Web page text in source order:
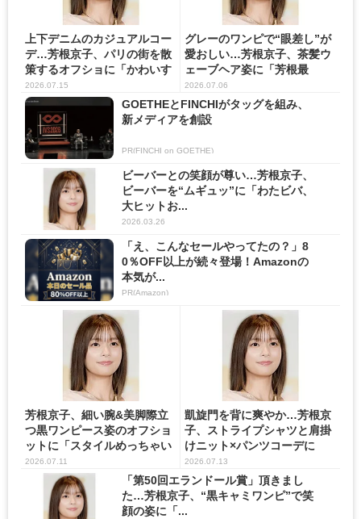
上下デニムのカジュアルコー
デ…芳根京子、パリの街を散
策するオフショに「かわいす
ぎ...
2026.07.15
グレーのワンピで“眼差し”が
愛おしい…芳根京子、茶髪ウ
ェーブヘア姿に「芳根最
強」...
2026.07.06
GOETHEとFINCHIがタッグを組み、
新メディアを創設
PR(FINCHI on GOETHE)
ビーバーとの笑顔が尊い…芳根京子、
ビーバーを“ムギュッ”に「わたビバ、
大ヒットお...
2026.03.26
「え、こんなセールやってたの？」8
0％OFF以上が続々登場！Amazonの
本気が...
PR(Amazon)
芳根京子、細い腕&美脚際立
つ黒ワンピース姿のオフショ
ットに「スタイルめっちゃい
い...
2026.07.11
凱旋門を背に爽やか…芳根京
子、ストライプシャツと肩掛
けニット×パンツコーデに
「ず...
2026.07.13
「第50回エランドール賞」頂きまし
た…芳根京子、“黒キャミワンピ”で笑
顔の姿に「...